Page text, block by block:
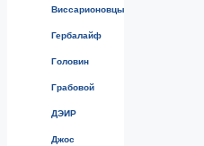
Виссарионовцы
Гербалайф
Головин
Грабовой
ДЭИР
Джос